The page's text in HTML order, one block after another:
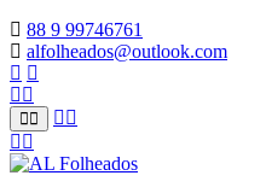
88 9 99746761
alfolheados@outlook.com